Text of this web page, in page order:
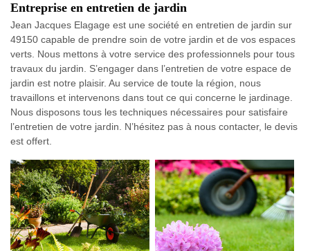
Entreprise en entretien de jardin
Jean Jacques Elagage est une société en entretien de jardin sur
49150 capable de prendre soin de votre jardin et de vos espaces
verts. Nous mettons à votre service des professionnels pour tous
travaux du jardin. S’engager dans l’entretien de votre espace de
jardin est notre plaisir. Au service de toute la région, nous
travaillons et intervenons dans tout ce qui concerne le jardinage.
Nous disposons tous les techniques nécessaires pour satisfaire
l’entretien de votre jardin. N’hésitez pas à nous contacter, le devis
est offert.